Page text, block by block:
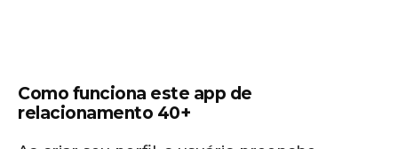
Como funciona este app de
relacionamento 40+